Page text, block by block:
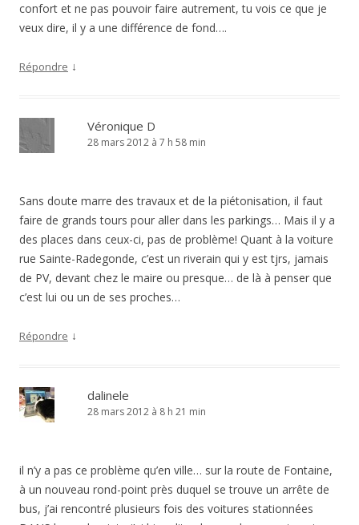
confort et ne pas pouvoir faire autrement, tu vois ce que je
veux dire, il y a une différence de fond….
Répondre ↓
Véronique D
28 mars 2012 à 7 h 58 min
Sans doute marre des travaux et de la piétonisation, il faut
faire de grands tours pour aller dans les parkings… Mais il y a
des places dans ceux-ci, pas de problème! Quant à la voiture
rue Sainte-Radegonde, c’est un riverain qui y est tjrs, jamais
de PV, devant chez le maire ou presque… de là à penser que
c’est lui ou un de ses proches…
Répondre ↓
dalinele
28 mars 2012 à 8 h 21 min
il n’y a pas ce problème qu’en ville… sur la route de Fontaine,
à un nouveau rond-point près duquel se trouve un arrête de
bus, j’ai rencontré plusieurs fois des voitures stationnées